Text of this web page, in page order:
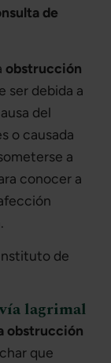
de
obstrucción
ser debida a
del
o causada
a
conocer a
de
lagrimal
obstrucción
que